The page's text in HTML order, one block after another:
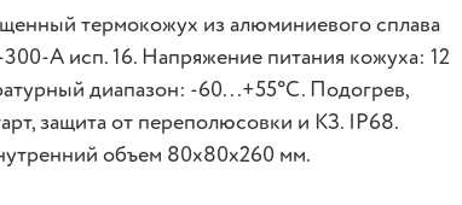
термокожух из алюминиевого сплава
А исп. 16. Напряжение питания кожуха: 12
диапазон: -60...+55°С. Подогрев,
защита от переполюсовки и КЗ. IP68.
объем 80х80х260 мм.